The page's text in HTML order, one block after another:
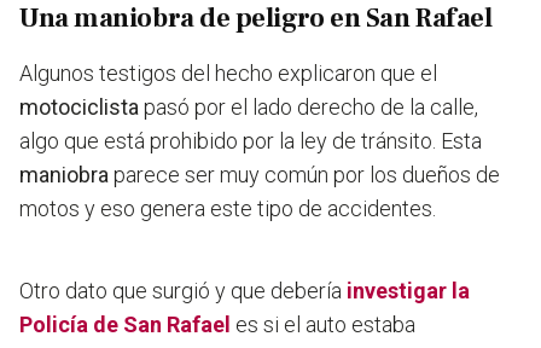
Una maniobra de peligro en San Rafael
Algunos testigos del hecho explicaron que el
motociclista pasó por el lado derecho de la calle,
algo que está prohibido por la ley de tránsito. Esta
maniobra parece ser muy común por los dueños de
motos y eso genera este tipo de accidentes.
Otro dato que surgió y que debería investigar la
Policía de San Rafael es si el auto estaba